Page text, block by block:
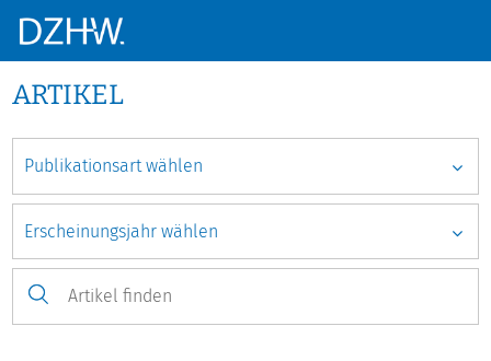
ARTIKEL